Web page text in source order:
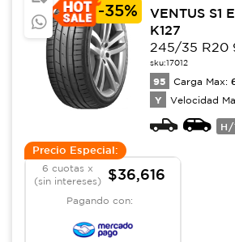
-35%
VENTUS S1
K127
245/35 R20
sku:17012
95 Carga Max:
Y Velocidad
H/
Precio Especial:
6 cuotas x
(sin intereses)
$36,616
Pagando con: